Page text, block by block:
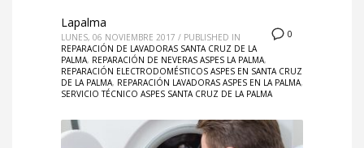
0
Lapalma
LUNES, 06 NOVIEMBRE 2017 / PUBLISHED IN
REPARACIÓN DE LAVADORAS SANTA CRUZ DE LA
PALMA, REPARACIÓN DE NEVERAS ASPES LA PALMA,
REPARACIÓN ELECTRODOMÉSTICOS ASPES EN SANTA CRUZ
DE LA PALMA, REPARACIÓN LAVADORAS ASPES EN LA PALMA,
SERVICIO TÉCNICO ASPES SANTA CRUZ DE LA PALMA